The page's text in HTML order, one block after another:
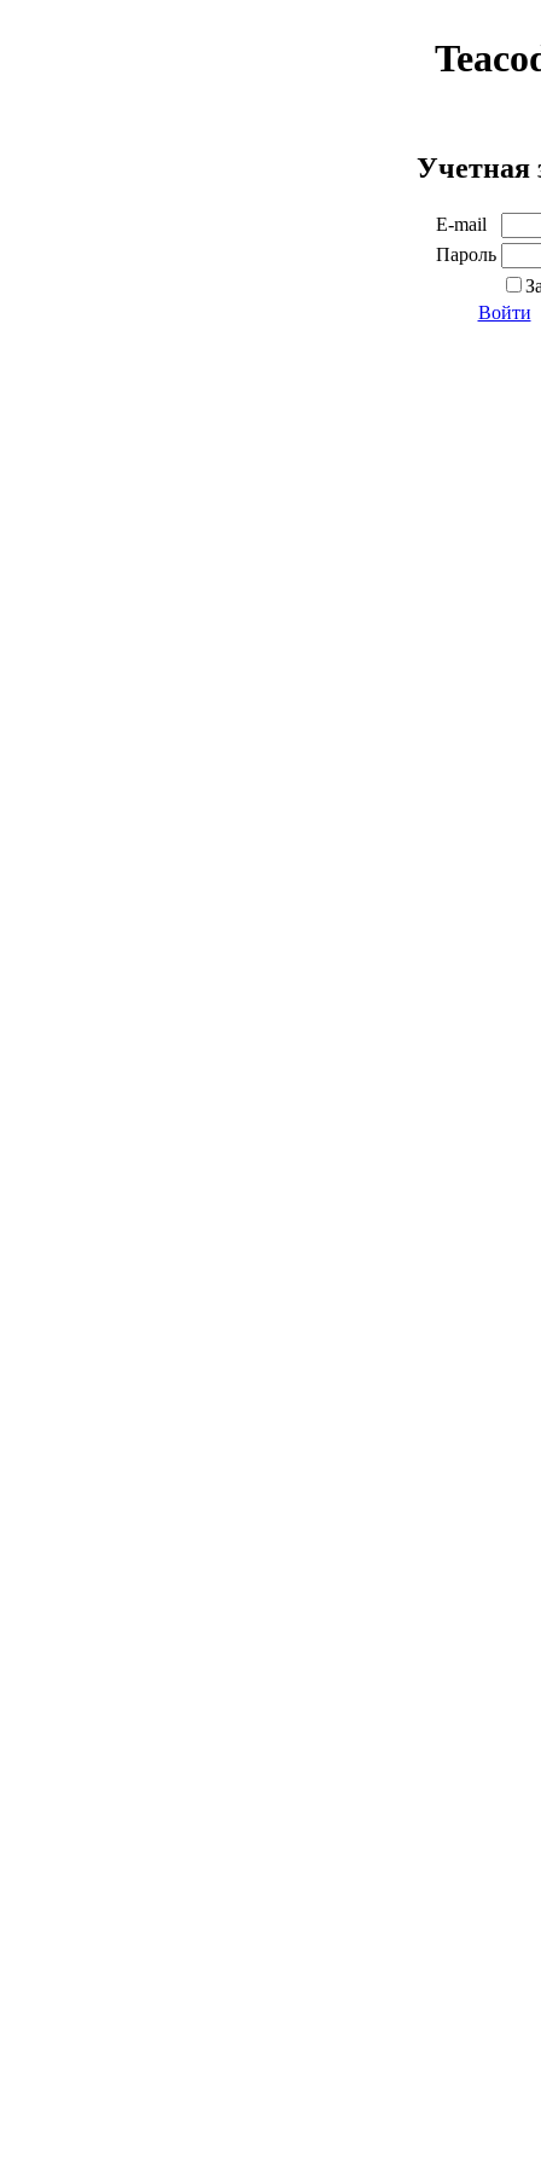
Учетная
E-mail
Пароль
Войти